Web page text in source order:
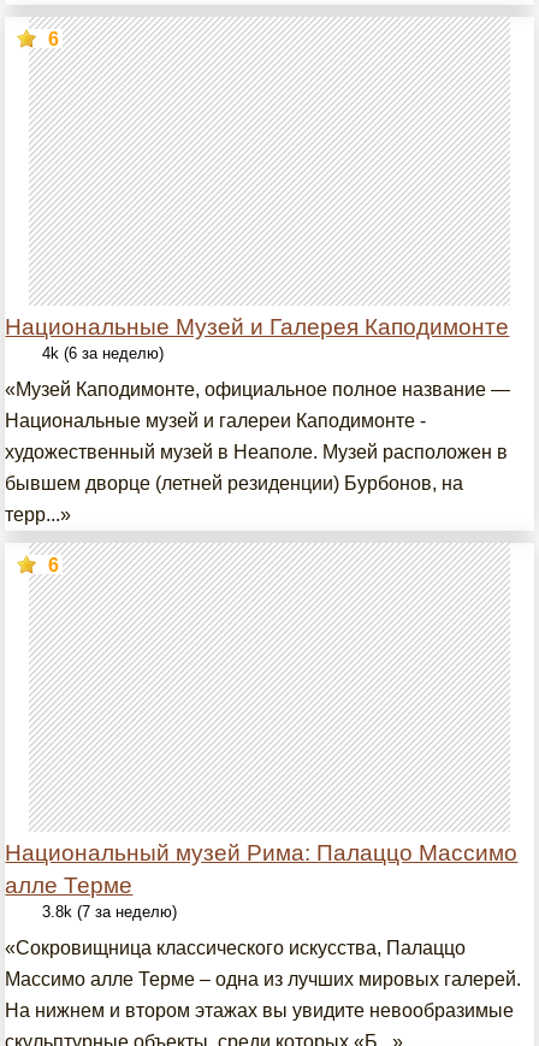
Национальные Музей и Галерея Каподимонте
6
4k (6 за неделю)
«Музей Каподимонте, официальное полное название —
Национальные музей и галереи Каподимонте -
художественный музей в Неаполе. Музей расположен в
бывшем дворце (летней резиденции) Бурбонов, на
терр...»
Национальный музей Рима: Палаццо Массимо
алле Терме
6
3.8k (7 за неделю)
«Сокровищница классического искусства, Палаццо
Массимо алле Терме – одна из лучших мировых галерей.
На нижнем и втором этажах вы увидите невообразимые
скульптурные объекты, среди которых «Б...»